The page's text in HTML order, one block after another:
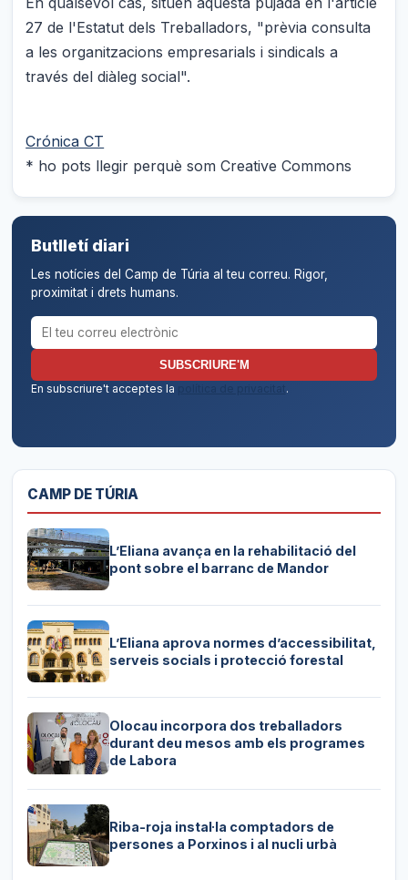
27 de l'Estatut dels Treballadors, "prèvia consulta
a les organitzacions empresarials i sindicals a
través del diàleg social".
Crónica CT
* ho pots llegir perquè som Creative Commons
Butlletí diari
Les notícies del Camp de Túria al teu correu. Rigor,
proximitat i drets humans.
Correu electrònic per al butlletí
SUBSCRIURE'M
En subscriure't acceptes la
política de privacitat.
CAMP DE TÚRIA
L’Eliana avança en la rehabilitació del
pont sobre el barranc de Mandor
L’Eliana aprova normes d’accessibilitat,
serveis socials i protecció forestal
Olocau incorpora dos treballadors
durant deu mesos amb els programes
de Labora
Riba-roja instal·la comptadors de
persones a Porxinos i al nucli urbà